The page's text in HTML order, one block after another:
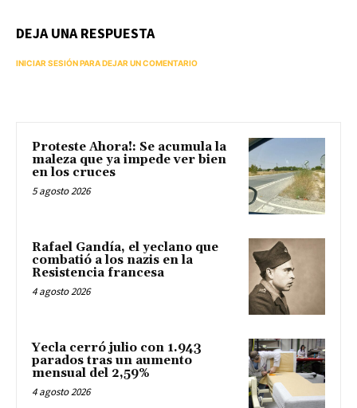
DEJA UNA RESPUESTA
INICIAR SESIÓN PARA DEJAR UN COMENTARIO
Proteste Ahora!: Se acumula la
maleza que ya impede ver bien
en los cruces
5 agosto 2026
Rafael Gandía, el yeclano que
combatió a los nazis en la
Resistencia francesa
4 agosto 2026
Yecla cerró julio con 1.943
parados tras un aumento
mensual del 2,59%
4 agosto 2026